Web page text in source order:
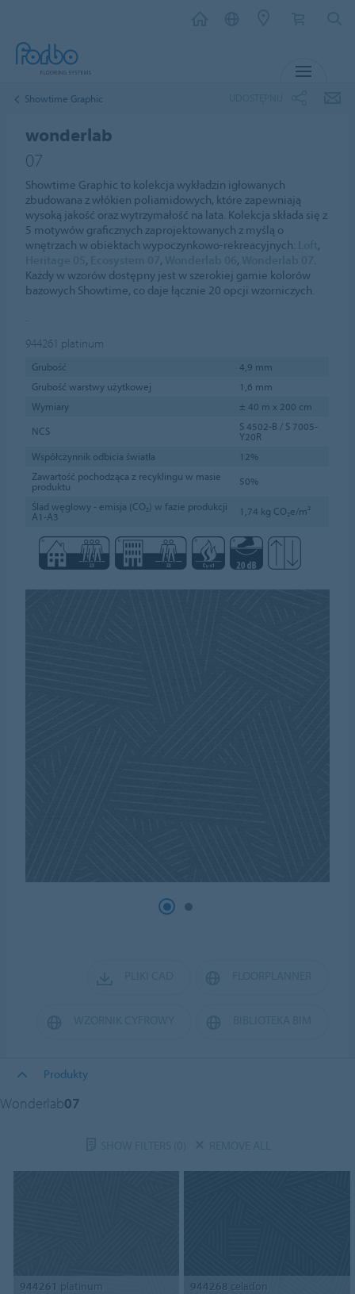
Showtime Graphic
wonderlab
07
Showtime Graphic to kolekcja wykładzin igłowanych
zbudowana z włókien poliamidowych, które zapewniają
wysoką jakość oraz wytrzymałość na lata. Kolekcja składa się z
5 motywów graficznych zaprojektowanych z myślą o
wnętrzach w obiektach wypoczynkowo-rekreacyjnych:
,
, , ,
.
Każdy w wzorów dostępny jest w szerokiej gamie kolorów
bazowych Showtime, co daje łącznie 20 opcji wzorniczych.
.
944261 platinum
Grubość
4,9 mm
Grubość warstwy użytkowej
1,6 mm
Wymiary
± 40 m x 200 cm
NCS
S 4502-B / S 7005-
Y20R
Współczynnik odbicia światła
12%
Zawartość pochodząca z recyklingu w masie
produktu
50%
Ślad węglowy - emisja (CO₂) w fazie produkcji
A1-A3
1,74 kg CO₂e/m²
Produkty
Wonderlab07
944261 platinum 944268 celadon